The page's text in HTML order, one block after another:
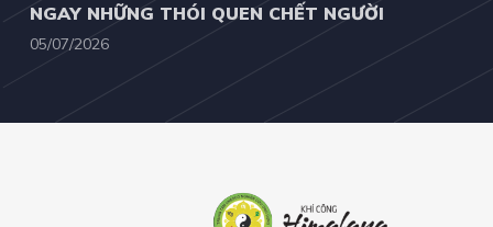
NGAY NHỮNG THÓI QUEN CHẾT NGƯỜI
05/07/2026